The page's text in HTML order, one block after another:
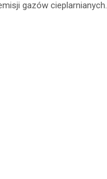
gazów cieplarnianych.